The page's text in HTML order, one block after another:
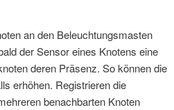
an den Beleuchtungsmasten
der Sensor eines Knotens eine
deren Präsenz. So können die
erhöhen. Registrieren die
benachbarten Knoten